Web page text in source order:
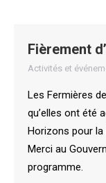
Fièrement
Activités et
Les Fermières
qu’elles ont été
Horizons pour la
Merci au
programme.